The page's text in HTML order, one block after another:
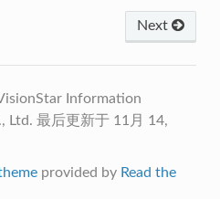
Next
Information
Ltd. 最后更新于 11月 14,
provided by Read the